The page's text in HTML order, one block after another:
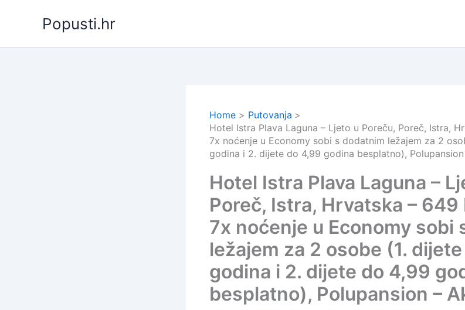
Popusti.hr
Home
Putovanja
Hotel Istra Plava Laguna – Ljeto u Poreču, Poreč, Istra,
7x noćenje u Economy sobi s dodatnim ležajem za 2
godina i 2. dijete do 4,99 godina besplatno),
Hotel Istra Plava Laguna –
Poreč, Istra, Hrvatska – 649
7x noćenje u Economy sobi
ležajem za 2 osobe (1. dijete
godina i 2. dijete do 4,99
besplatno), Polupansion –